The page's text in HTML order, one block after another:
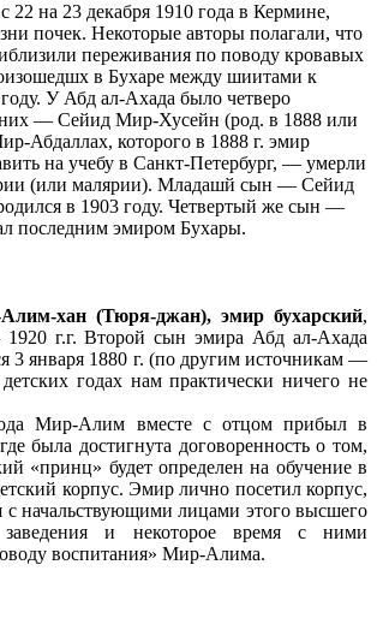
22 на 23 декабря 1910 года в Кермине,
почек. Некоторые авторы полагали, что
переживания по поводу кровавых
в Бухаре между шиитами к
У Абд ал-Ахада было четверо
— Сейид Мир-Хусейн (род. в 1888 или
Абдаллах, которого в 1888 г. эмир
на учебу в Санкт-Петербург, — умерли
(или малярии). Младашй сын — Сейид
в 1903 году. Четвертый же сын —
последним эмиром Бухары.
хан (Тюря-джан), эмир бухарский,
г.г. Второй сын эмира Абд ал-Ахада
января 1880 г. (по другим источникам —
годах нам практически ничего не
Мир-Алим вместе с отцом прибыл в
была достигнута договоренность о том,
«принц» будет определен на обучение в
корпус. Эмир лично посетил корпус,
с начальствующими лицами этого высшего
заведения и некоторое время с ними
воспитания» Мир-Алима.